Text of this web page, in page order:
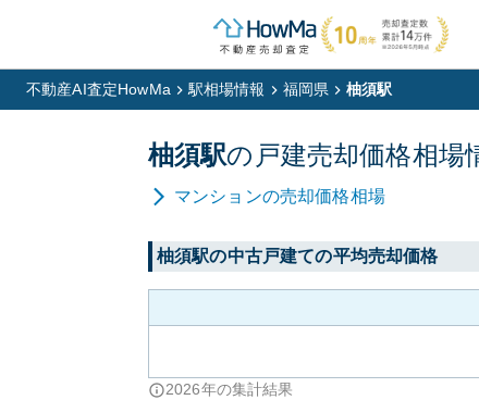
不動産AI査定HowMa 駅相場情報 福岡県 柚須駅
柚須駅の 戸建売却価格相場
マンションの売却価格相場
柚須駅の中古戸建ての平均売却価格
2026年の集計結果